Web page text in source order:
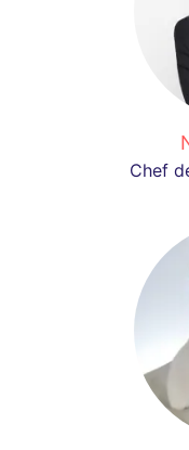
Chef